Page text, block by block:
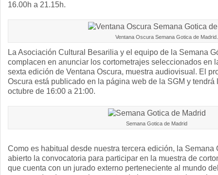
16.00h a 21.15h.
Ventana Oscura Semana Gotica de Madrid.
La Asociación Cultural Besarilia y el equipo de la Semana
complacen en anunciar los cortometrajes seleccionados en
sexta edición de Ventana Oscura, muestra audiovisual. El
Oscura está publicado en la página web de la SGM y
octubre de 16:00 a 21:00.
Semana Gotica de Madrid
Como es habitual desde nuestra tercera edición, la Semana
abierto la convocatoria para participar en la muestra de
que cuenta con un jurado externo perteneciente al mundo